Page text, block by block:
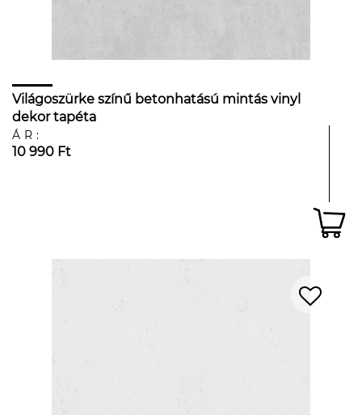
Világoszürke színű betonhatású mintás vinyl
dekor tapéta
ÁR:
10 990 Ft